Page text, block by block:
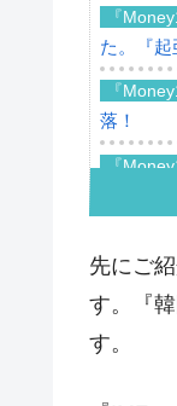
『
た。『起
『
落！
『
『
『
『
先にご
す。『
す。